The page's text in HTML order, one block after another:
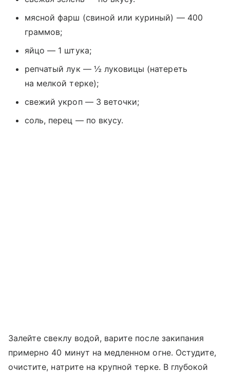
мясной фарш (свиной или куриный) — 400
граммов;
яйцо — 1 штука;
репчатый лук — ½ луковицы (натереть
на мелкой терке);
свежий укроп — 3 веточки;
соль, перец — по вкусу.
Залейте свеклу водой, варите после закипания
примерно 40 минут на медленном огне. Остудите,
очистите, натрите на крупной терке. В глубокой